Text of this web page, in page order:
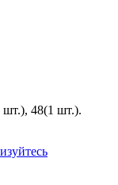
48(1 шт.).